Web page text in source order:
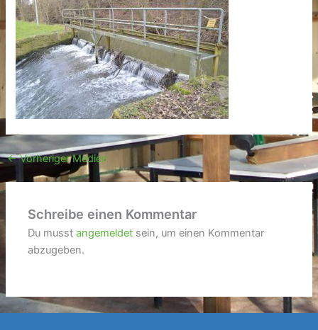
←Vorheriger Medien
Schreibe einen Kommentar
Du musstangemeldet sein, um einen Kommentar
abzugeben.